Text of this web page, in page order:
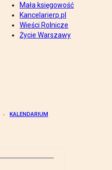
Mała księgowość
Kancelarierp.pl
Wieści Rolnicze
Życie Warszawy
KALENDARIUM